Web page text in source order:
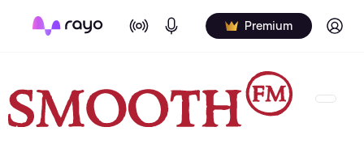
On Air Podcasts Premium Log in